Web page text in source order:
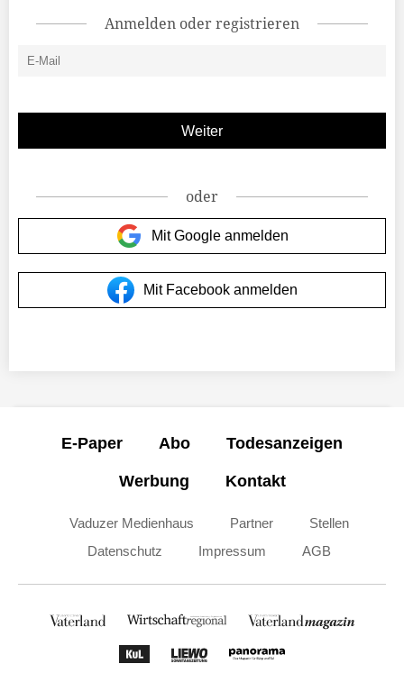
Anmelden oder registrieren
oder
Mit Google anmelden
Mit Facebook anmelden
E-Paper Abo Todesanzeigen
Werbung Kontakt
Vaduzer Medienhaus Partner
Stellen
Datenschutz
Impressum AGB